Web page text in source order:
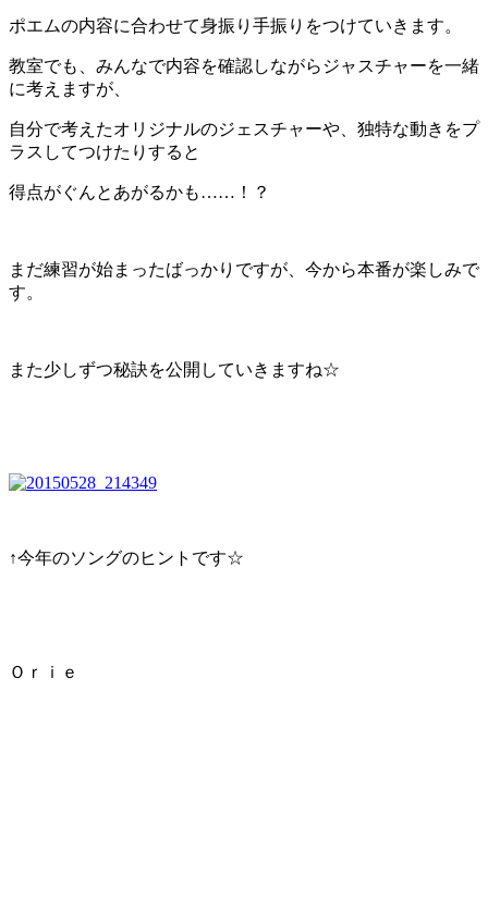
ポエムの内容に合わせて身振り手振りをつけていきます。
教室でも、みんなで内容を確認しながらジャスチャーを一緒
に考えますが、
自分で考えたオリジナルのジェスチャーや、独特な動きをプ
ラスしてつけたりすると
得点がぐんとあがるかも……！？
まだ練習が始まったばっかりですが、今から本番が楽しみで
す。
また少しずつ秘訣を公開していきますね☆
↑今年のソングのヒントです☆
Ｏｒｉｅ